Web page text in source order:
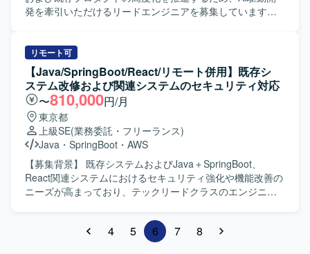
マッチするポジションです。 【ポジションの魅力】 Azure
して積むことができます。大規模なデータ処理基盤の運用
ノウハウを獲得できるほか、今後需要が高まるクラウドデ
ータエンジニアリング領域のスキル向上にもつながる環境
です。 【開発環境】 Azure Databricksを中心としたクラウ
ドDWH・ETL基盤上で、Bronze/Silver/Gold構造によるデー
タ加工を行っております。ジョブ管理にはSystemwalkerを
利用しており、可視化基盤としてはDomoを採用していま
す。
発を牽引いただけるリードエンジニアを募集しています。
/ TypeScript）を中心に、バックエンド（Kotlin）まで横断し
た機能開発を実施します。 ・サービス仕様の設計および検
討を行い、要件の明確化から設計・実装・テストまで一貫
して対応します。 ・インシデントや障害発生時の監視、原
因調査および改善策の検討・実施を行います。 ・AIエージ
ェントを前提とした開発フローの実践・改善を行い、チー
ムへの浸透を図ります。 ・PO・エンジニア・QAからなる
開発チームと協働し、週次で成果物を確認しながら開発を
推進します。 ・所属チーム担当領域における他部署との連
携や技術的リードを担います。 【求める人物像】 SaaSプ
ロダクトにおいて、フロントエンドの設計から実装、チー
います。特定言語の専門家にとどまらず、AIを活用しなが
ら新しい技術スタックでも素早く立ち上げができる柔軟な
思考をお持ちの方を求めています。フロントエンド技術に
リモート可
【Java/SpringBoot/React/リモート併用】既存シ
ステム改修および関連システムのセキュリティ対応
〜810,000円/月
東京都
上級SE(業務委託・フリーランス)
Java ・ SpringBoot ・ AWS
【募集背景】 既存システムおよびJava＋SpringBoot、
React関連システムにおけるセキュリティ強化や機能改善の
ニーズが高まっており、テックリードクラスのエンジニア
容】 既存システムの改修作業を中心に、Java＋SpringBoot
およびReact関連システムの脆弱性対応やバージョンアップ
対応を行っていただきます。AIツール（Claude Codeや
4 5 6 7 8